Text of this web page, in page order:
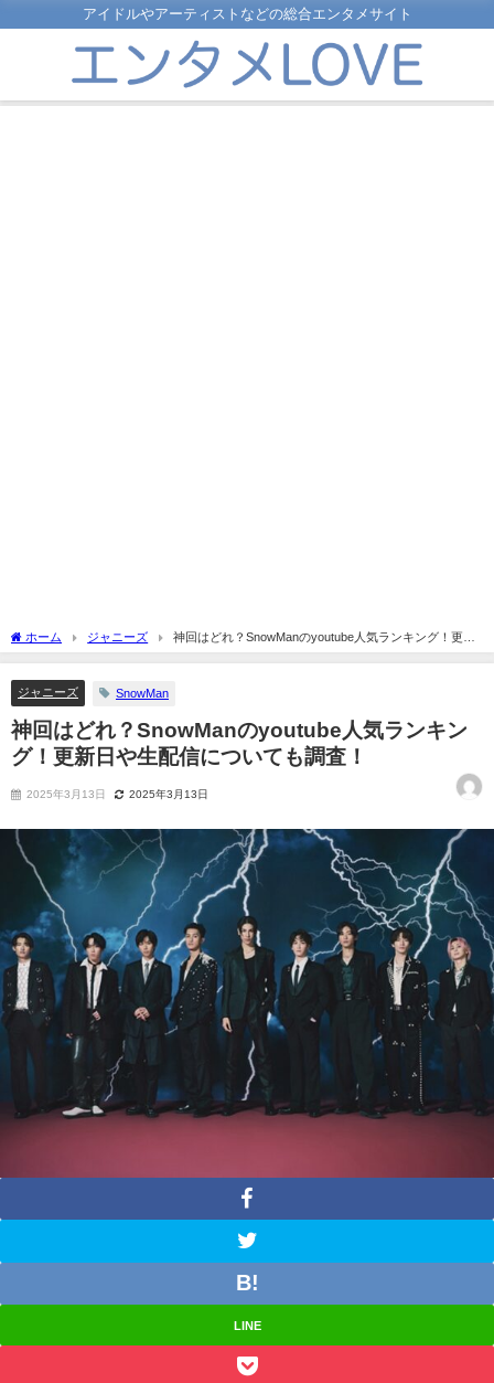
アイドルやアーティストなどの総合エンタメサイト
ホーム ジャニーズ
神回はどれ？SnowManのyoutube人気ランキング！更新
日や生配信についても調査！
ジャニーズ SnowMan
神回はどれ？SnowManのyoutube人気ランキン
グ！更新日や生配信についても調査！
2025年3月13日 2025年3月13日
LINE